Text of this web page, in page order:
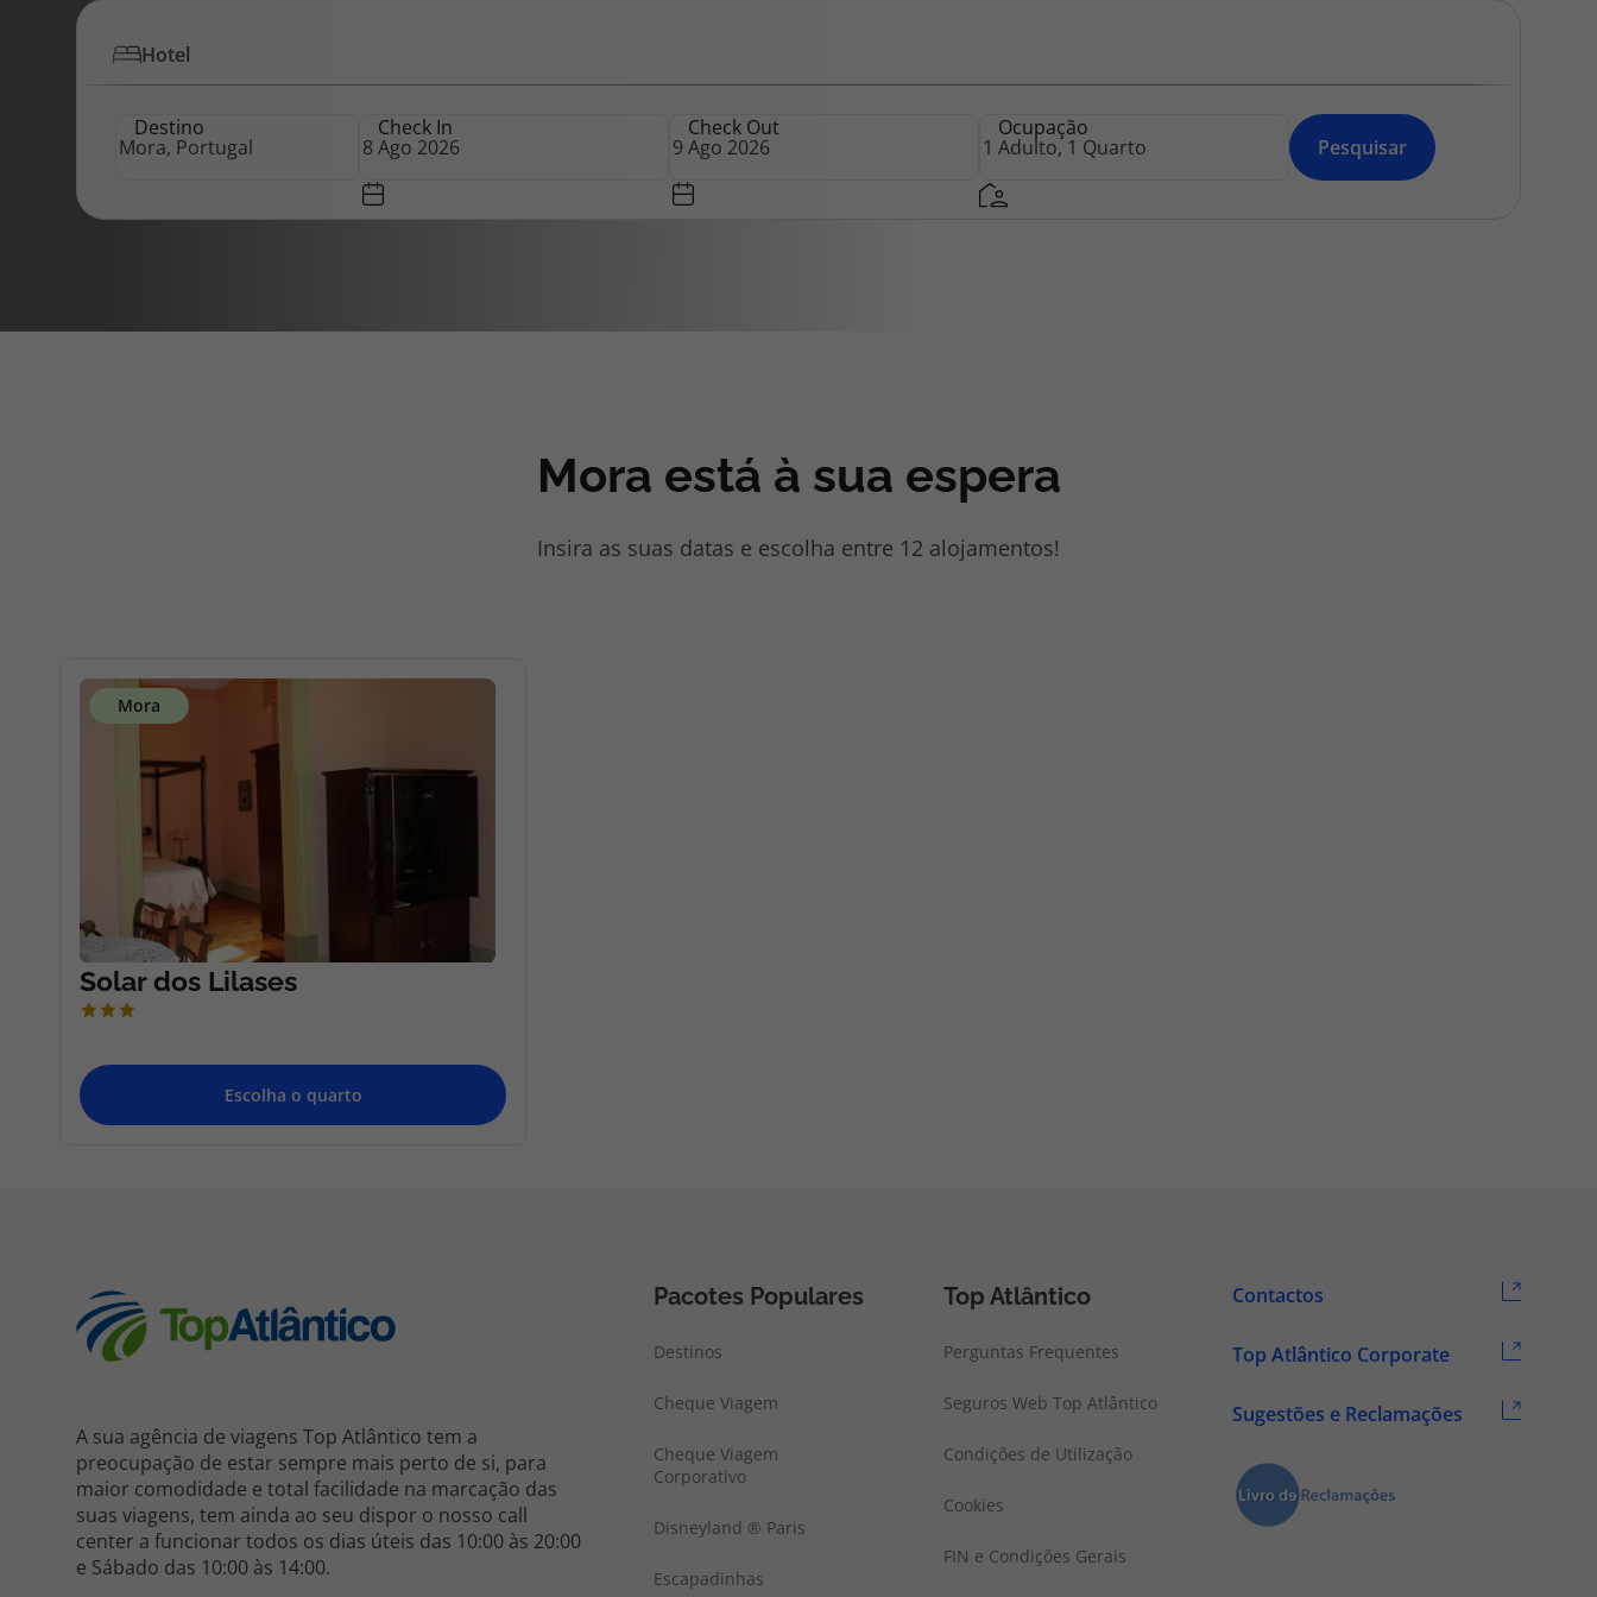
Pacotes de Férias
Disneyland ® Paris Blog TopViagens
facilidade na marcação das suas viagens, tem ainda ao seu
dispor o nosso call center a funcionar todos os dias úteis das
10:00 às 20:00 e Sábado das 10:00 às 14:00.
Hotel
Destino Check In Check Out Ocupação
Pesquisar
Mora está à sua espera
Insira as suas datas e escolha entre 12 alojamentos!
A sua agência de viagens Top Atlântico tem a
preocupação de estar sempre mais perto de si, para
maior comodidade e total facilidade na marcação das
suas viagens, tem ainda ao seu dispor o nosso call
center a funcionar todos os dias úteis das 10:00 às 20:00
e Sábado das 10:00 às 14:00.
Pacotes Populares
Destinos
Cheque Viagem
Cheque Viagem
Corporativo
Disneyland ® Paris
Escapadinhas
Top Atlântico
Perguntas Frequentes
Seguros Web Top Atlântico
Condições de Utilização
Cookies
FIN e Condições Gerais
Contactos
Top Atlântico Corporate
Sugestões e Reclamações